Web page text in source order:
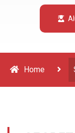
Home